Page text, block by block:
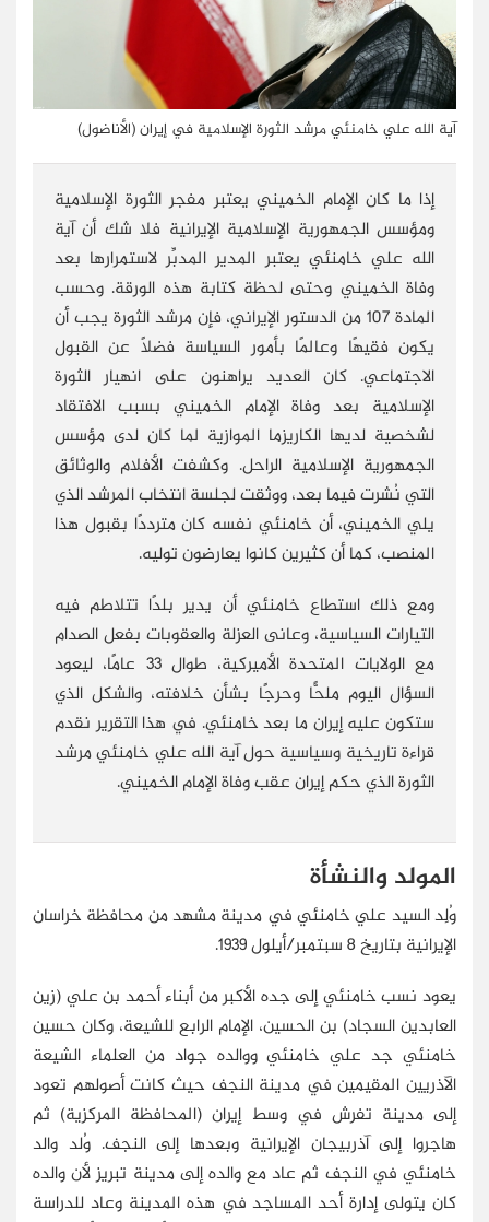
آية الله علي خامنئي مرشد الثورة الإسلامية في إيران (الأناضول)
إذا ما كان الإمام الخميني يعتبر مفجر الثورة الإسلامية
ومؤسس الجمهورية الإسلامية الإيرانية فلا شك أن آية
الله علي خامنئي يعتبر المدير المدبِّر لاستمرارها بعد
وفاة الخميني وحتى لحظة كتابة هذه الورقة. وحسب
المادة 107 من الدستور الإيراني، فإن مرشد الثورة يجب أن
يكون فقيهًا وعالمًا بأمور السياسة فضلًا عن القبول
الاجتماعي. كان العديد يراهنون على انهيار الثورة
الإسلامية بعد وفاة الإمام الخميني بسبب الافتقاد
لشخصية لديها الكاريزما الموازية لما كان لدى مؤسس
الجمهورية الإسلامية الراحل. وكشفت الأفلام والوثائق
التي نُشرت فيما بعد، ووثقت لجلسة انتخاب المرشد الذي
يلي الخميني، أن خامنئي نفسه كان مترددًا بقبول هذا
المنصب، كما أن كثيرين كانوا يعارضون توليه.
ومع ذلك استطاع خامنئي أن يدير بلدًا تتلاطم فيه
التيارات السياسية، وعانى العزلة والعقوبات بفعل الصدام
مع الولايات المتحدة الأميركية، طوال 33 عامًا، ليعود
السؤال اليوم ملحًّا وحرجًا بشأن خلافته، والشكل الذي
ستكون عليه إيران ما بعد خامنئي. في هذا التقرير نقدم
قراءة تاريخية وسياسية حول آية الله علي خامنئي مرشد
الثورة الذي حكم إيران عقب وفاة الإمام الخميني.
المولد والنشأة
وُلِد السيد علي خامنئي في مدينة مشهد من محافظة خراسان
الإيرانية بتاريخ 8 سبتمبر/أيلول 1939.
يعود نسب خامنئي إلى جده الأكبر من أبناء أحمد بن علي (زين
العابدين السجاد) بن الحسين، الإمام الرابع للشيعة، وكان حسين
خامنئي جد علي خامنئي ووالده جواد من العلماء الشيعة
الآذريين المقيمين في مدينة النجف حيث كانت أصولهم تعود
إلى مدينة تفرش في وسط إيران (المحافظة المركزية) ثم
هاجروا إلى آذربيجان الإيرانية وبعدها إلى النجف. وُلد والد
خامنئي في النجف ثم عاد مع والده إلى مدينة تبريز لأن والده
كان يتولى إدارة أحد المساجد في هذه المدينة وعاد للدراسة